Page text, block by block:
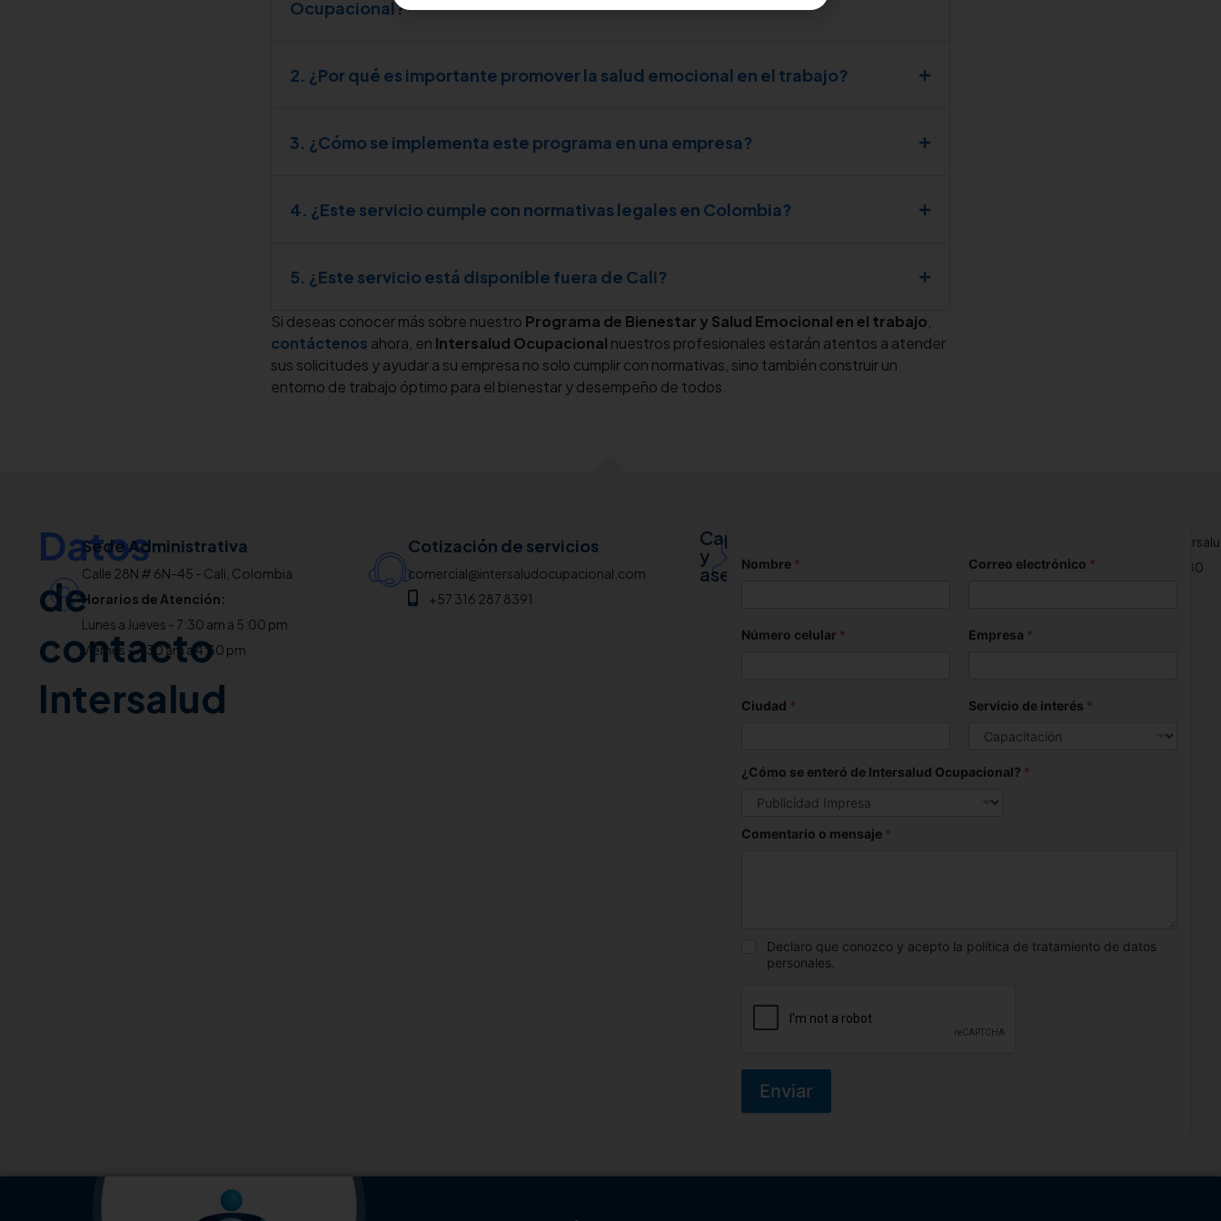
Ocupacional?
2. ¿Por qué es importante promover la salud emocional en el trabajo?
3. ¿Cómo se implementa este programa en una empresa?
4. ¿Este servicio cumple con normativas legales en Colombia?
5. ¿Este servicio está disponible fuera de Cali?
Si deseas conocer más sobre nuestro Programa de Bienestar y Salud Emocional en el trabajo
contáctenos ahora, en Intersalud Ocupacional nuestros profesionales estarán atentos a atender
sus solicitudes y ayudar a su empresa no solo cumplir con normativas, sino también construir un
entorno de trabajo óptimo para el bienestar y desempeño de todos.
Datos
de
contacto
Intersalud
Sede Administrativa
Calle 28N # 6N-45 - Cali, Colombia
Horarios de Atención:
Lunes a Jueves - 7:30 am a 5:00 pm
Viernes - 7:30 am a 4:30 pm
Cotización de servicios
comercial@intersaludocupacional.com
+57 316 287 8391
Capacitación
y
asesoría+57 317 4371 300
+57 317 434 7180
Nombre * Correo electrónico *
Número celular * Empresa *
Ciudad * Servicio de interés *
¿Cómo se enteró de Intersalud Ocupacional? *
Comentario o mensaje *
Declaro que conozco y acepto la política de tratamiento de datos
personales.
Enviar